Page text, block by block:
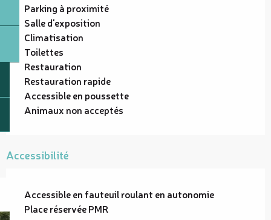
Parking à proximité
Salle d'exposition
Climatisation
Toilettes
Restauration
Restauration rapide
Accessible en poussette
Animaux non acceptés
Accessibilité
Accessible en fauteuil roulant en autonomie
Place réservée PMR